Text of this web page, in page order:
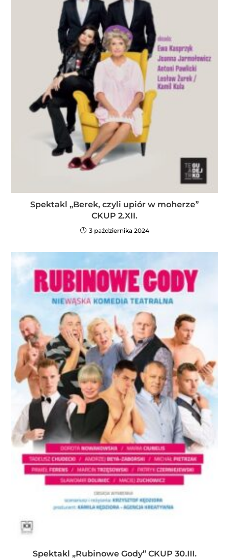
Spektakl „Berek, czyli upiór w moherze”
CKUP 2.XII.
3 października 2024
Spektakl „Rubinowe Gody” CKUP 30.III.